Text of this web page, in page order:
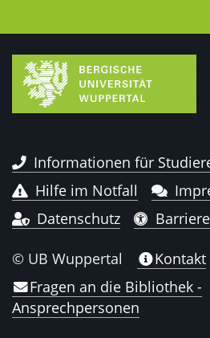
Informationen für
Hilfe im Notfall
Datenschutz
© UB Wuppertal
Kontakt
Fragen an die Bibliothek -
Ansprechpersonen